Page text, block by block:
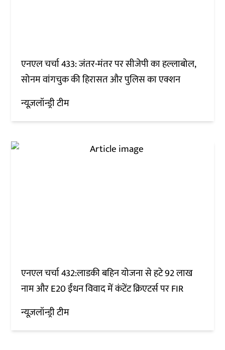
एनएल चर्चा 433: जंतर-मंतर पर सीजेपी का हल्लाबोल,
सोनम वांगचुक की हिरासत और पुलिस का एक्शन
न्यूज़लॉन्ड्री टीम
एनएल चर्चा 432:लाडकी बहिन योजना से हटे 92 लाख
नाम और E20 ईंधन विवाद में कंटेंट क्रिएटर्स पर FIR
न्यूज़लॉन्ड्री टीम